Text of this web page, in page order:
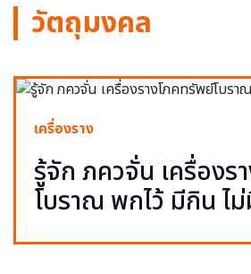
วัตถุมงคล
เครื่องราง
รู้จัก ภควจั่น เครื่องร
โบราณ พกไว้ มีกิน ไ